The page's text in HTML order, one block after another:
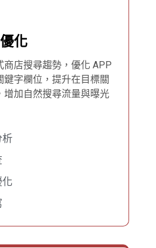
化
商店搜尋趨勢，優化 APP
鍵字欄位，提升在目標關
增加自然搜尋流量與曝光
析